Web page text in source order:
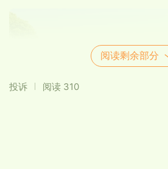
阅读剩余部分
投诉 阅读 310